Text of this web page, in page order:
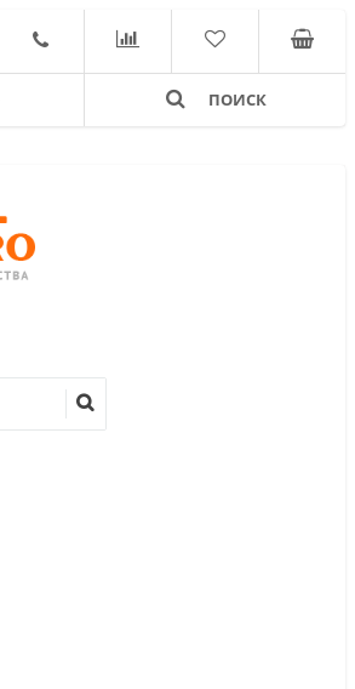
ПОИСК